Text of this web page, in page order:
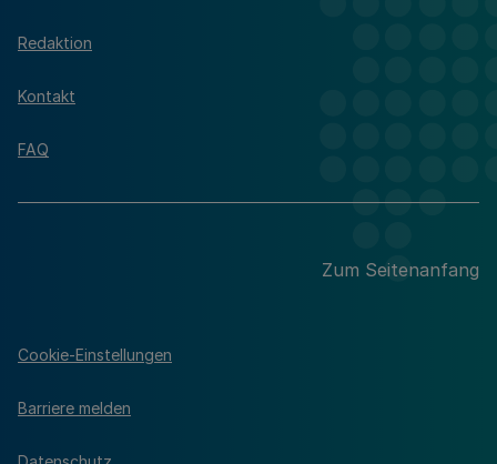
Redaktion
Kontakt
FAQ
Zum Seitenanfang
Cookie-Einstellungen
Barriere melden